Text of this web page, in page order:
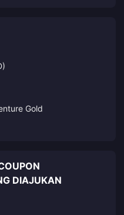
Gold
DIAJUKAN